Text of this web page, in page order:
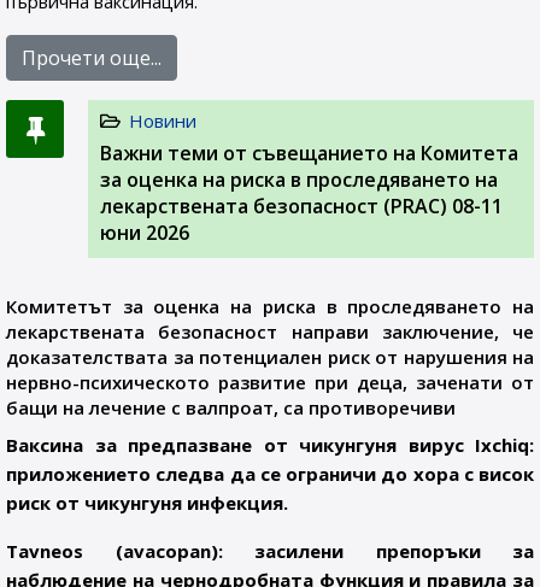
Прочети още...
Новини
Важни теми от съвещанието на Комитета
за оценка на риска в проследяването на
лекарствената безопасност (PRAC) 08-11
юни 2026
Комитетът за оценка на риска в проследяването на
лекарствената безопасност направи заключение, че
доказателствата за потенциален риск от нарушения на
нервно-психическото развитие при деца, заченати от
бащи на лечение с валпроат, са противоречиви
Ваксина за предпазване от чикунгуня вирус Ixchiq:
приложението следва да се ограничи до хора с висок
риск от чикунгуня инфекция.
Tavneos (avacopan): засилени препоръки за
наблюдение на чернодробната функция и правила за